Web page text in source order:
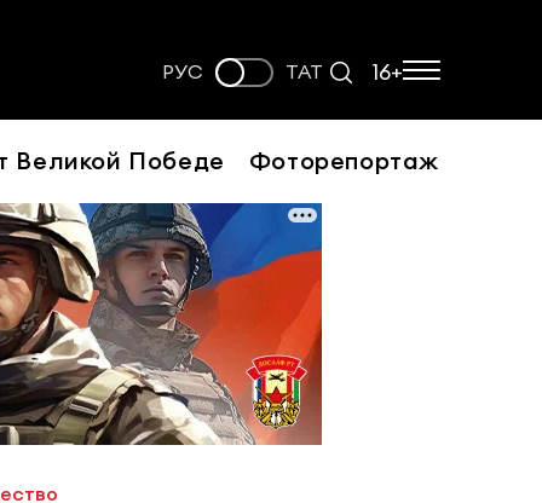
РУС ТАТ 16+
Великой Победе Фоторепортаж